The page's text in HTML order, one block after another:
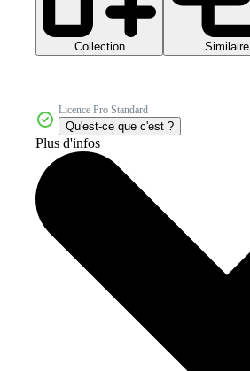
Collection Similaire
Licence Pro Standard
Qu'est-ce que c'est ?
Plus d'infos